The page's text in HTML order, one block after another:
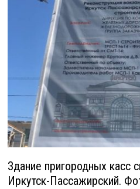
Здание пригородных касс
Иркутск-Пассажирский.